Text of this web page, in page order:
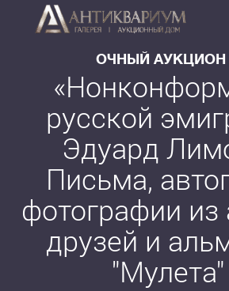
ОЧНЫЙ АУКЦИОН
русской
Эдуард
Письма,
фотографии из
друзей и
"Мулета"